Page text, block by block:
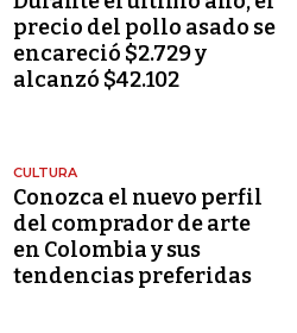
precio del pollo asado se
encareció $2.729 y
alcanzó $42.102
CULTURA
Conozca el nuevo perfil
del comprador de arte
en Colombia y sus
tendencias preferidas